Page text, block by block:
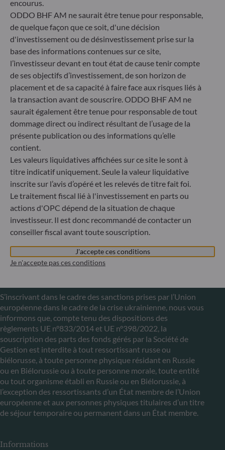
+49 (0) 211 239 24 01
Gallusanlage 8
60329 Frankfurt am Main
Allemagne
+49 (0) 69 920 50 0
Société de Gestion de Portefeuille agréée par la
Bundesanstalt für Finanzdienstleistungsaufsicht (« BaFin »)
Enregistrement commercial : HRB 11971 tribunal local de
ODDO BHF Asset Management LUX
6, rue Gabriel Lippmann
L-5365 Munsbach
+352 45 76 76 245
Enregistré au registre du commerce et des sociétés de
Luxembourg sous le numéro B 29891 Agréé et supervisé
par la commission de Surveillance du Secteur Financier
(CSSF)
Communiqué sur les sanctions européennes contre la
S’inscrivant dans le cadre des sanctions prises par l’Union
européenne dans le cadre de la crise ukrainienne, nous vous
informons que, compte tenu des dispositions des
règlements UE n°833/2014 et UE n°398/2022, la
souscription des parts des fonds gérés par la Société de
Gestion est interdite à tout ressortissant russe ou
biélorusse, à toute personne physique résidant en Russie
ou en Biélorussie ou à toute personne morale, toute entité
ou tout organisme établi en Russie ou en Biélorussie, à
l’exception des ressortissants d’un État membre de l’Union
européenne et aux personnes physiques titulaires d’un titre
de séjour temporaire ou permanent dans un État membre.
Informations
encourus.
ODDO BHF AM ne saurait être tenue pour responsable,
de quelque façon que ce soit, d'une décision
d'investissement ou de désinvestissement prise sur la
base des informations contenues sur ce site,
l’investisseur devant en tout état de cause tenir compte
de ses objectifs d’investissement, de son horizon de
placement et de sa capacité à faire face aux risques liés à
la transaction avant de souscrire. ODDO BHF AM ne
saurait également être tenue pour responsable de tout
dommage direct ou indirect résultant de l’usage de la
présente publication ou des informations qu’elle
contient.
Les valeurs liquidatives affichées sur ce site le sont à
titre indicatif uniquement. Seule la valeur liquidative
inscrite sur l’avis d’opéré et les relevés de titre fait foi.
Le traitement fiscal lié à l'investissement en parts ou
actions d'OPC dépend de la situation de chaque
investisseur. Il est donc recommandé de contacter un
conseiller fiscal avant toute souscription.
J'accepte ces conditions
Je n'accepte pas ces conditions